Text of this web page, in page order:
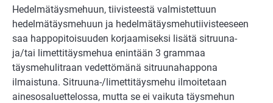
Hedelmätäysmehuun, tiivisteestä valmistettuun
hedelmätäysmehuun ja hedelmätäysmehutiivisteeseen
saa happopitoisuuden korjaamiseksi lisätä sitruuna-
ja/tai limettitäysmehua enintään 3 grammaa
täysmehulitraan vedettömänä sitruunahappona
ilmaistuna. Sitruuna-/limettitäysmehu ilmoitetaan
ainesosaluettelossa, mutta se ei vaikuta täysmehun